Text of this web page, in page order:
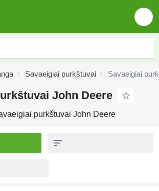
Savaeigiai purkštuvai Savaeigiai
John Deere
purkštuvai John Deere